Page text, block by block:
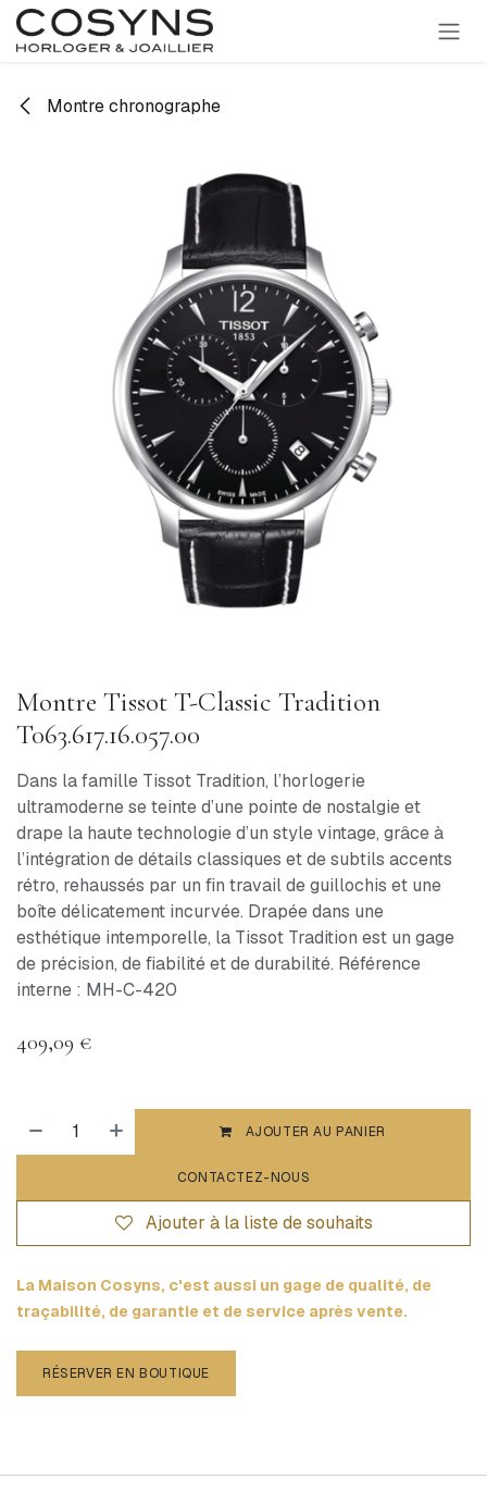
SE RENDRE AU CONTENU
Montre chronographe
Montre Tissot T-Classic Tradition
T063.617.16.057.00
Dans la famille Tissot Tradition, l’horlogerie
ultramoderne se teinte d’une pointe de nostalgie et
drape la haute technologie d’un style vintage, grâce à
l’intégration de détails classiques et de subtils accents
rétro, rehaussés par un fin travail de guillochis et une
boîte délicatement incurvée. Drapée dans une
esthétique intemporelle, la Tissot Tradition est un gage
de précision, de fiabilité et de durabilité. Référence
interne : MH-C-420
409,09 €
AJOUTER AU PANIER
CONTACTEZ-NOUS
Ajouter à la liste de souhaits
La Maison Cosyns, c'est aussi un gage de qualité, de
traçabilité, de garantie et de service après vente.
RÉSERVER EN BOUTIQUE